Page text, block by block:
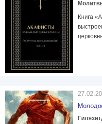
Книга